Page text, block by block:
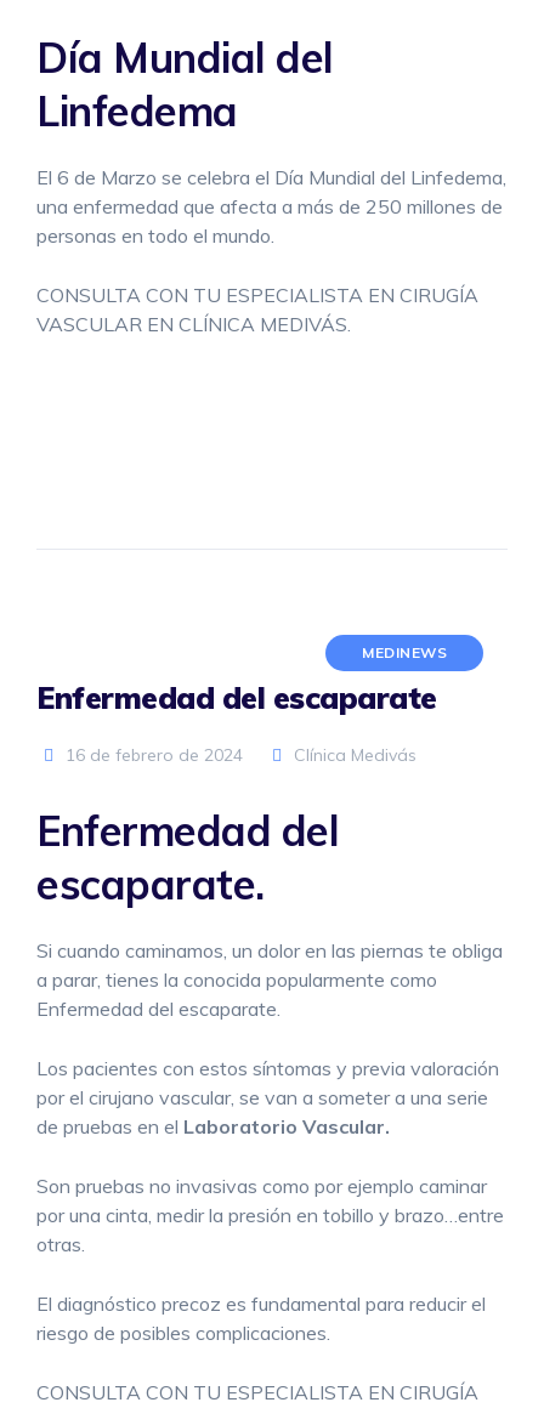
Día Mundial del
Linfedema
El 6 de Marzo se celebra el Día Mundial del Linfedema,
una enfermedad que afecta a más de 250 millones de
personas en todo el mundo.
CONSULTA CON TU ESPECIALISTA EN CIRUGÍA
VASCULAR EN CLÍNICA MEDIVÁS.
MEDINEWS
Enfermedad del escaparate
16 de febrero de 2024 Clínica Medivás
Enfermedad del
escaparate.
Si cuando caminamos, un dolor en las piernas te obliga
a parar, tienes la conocida popularmente como
Enfermedad del escaparate.
Los pacientes con estos síntomas y previa valoración
por el cirujano vascular, se van a someter a una serie
de pruebas en el Laboratorio Vascular.
Son pruebas no invasivas como por ejemplo caminar
por una cinta, medir la presión en tobillo y brazo…entre
otras.
El diagnóstico precoz es fundamental para reducir el
riesgo de posibles complicaciones.
CONSULTA CON TU ESPECIALISTA EN CIRUGÍA